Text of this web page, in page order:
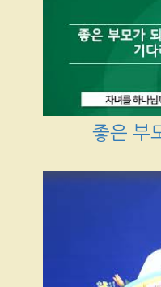
좋은 부